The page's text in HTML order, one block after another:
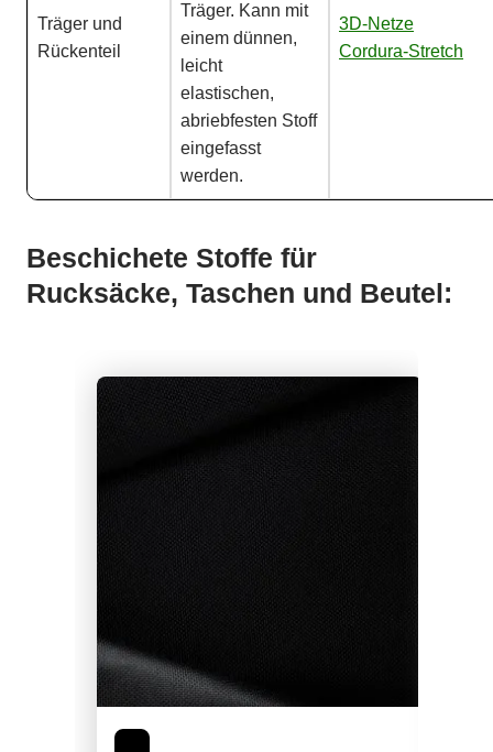
Träger und
Rückenteil
Träger. Kann mit
einem dünnen,
leicht
elastischen,
abriebfesten Stoff
eingefasst
werden.
3D-Netze
Cordura-Stretch
Beschichete Stoffe für
Rucksäcke, Taschen und Beutel: